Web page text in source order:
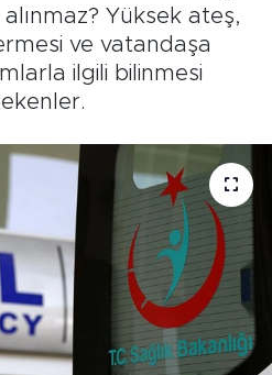
Yüksek ateş,
ve vatandaşa
ilgili bilinmesi